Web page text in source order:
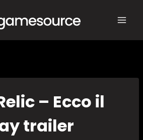
– Ecco il
trailer